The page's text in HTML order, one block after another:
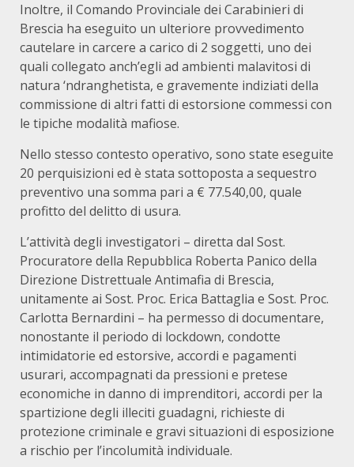
Inoltre, il Comando Provinciale dei Carabinieri di
Brescia ha eseguito un ulteriore provvedimento
cautelare in carcere a carico di 2 soggetti, uno dei
quali collegato anch’egli ad ambienti malavitosi di
natura ‘ndranghetista, e gravemente indiziati della
commissione di altri fatti di estorsione commessi con
le tipiche modalità mafiose.
Nello stesso contesto operativo, sono state eseguite
20 perquisizioni ed è stata sottoposta a sequestro
preventivo una somma pari a € 77.540,00, quale
profitto del delitto di usura.
L’attività degli investigatori – diretta dal Sost.
Procuratore della Repubblica Roberta Panico della
Direzione Distrettuale Antimafia di Brescia,
unitamente ai Sost. Proc. Erica Battaglia e Sost. Proc.
Carlotta Bernardini – ha permesso di documentare,
nonostante il periodo di lockdown, condotte
intimidatorie ed estorsive, accordi e pagamenti
usurari, accompagnati da pressioni e pretese
economiche in danno di imprenditori, accordi per la
spartizione degli illeciti guadagni, richieste di
protezione criminale e gravi situazioni di esposizione
a rischio per l’incolumità individuale.